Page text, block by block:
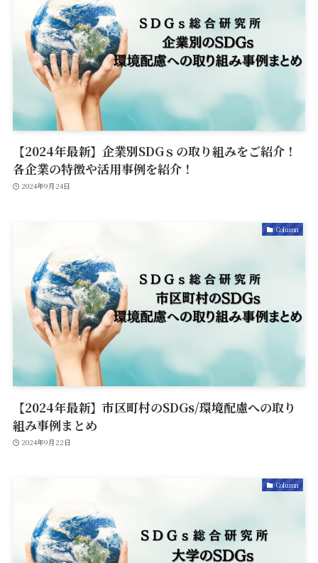
【2024年最新】企業別SDGｓの取り組みをご紹介！
各企業の特徴や活用事例を紹介！
2024年9月24日
Column
【2024年最新】市区町村のSDGs/環境配慮への取り
組み事例まとめ
2024年9月22日
Column